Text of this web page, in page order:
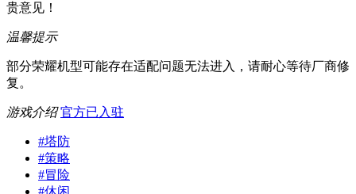
贵意见！
温馨提示
部分荣耀机型可能存在适配问题无法进入，请耐心等待厂商修
复。
游戏介绍 官方已入驻
#塔防
#策略
#冒险
#休闲